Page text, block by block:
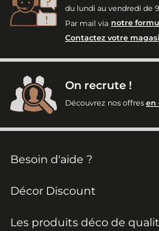
du lundi au vendredi de
Par mail via notre
Contactez votre
On recrute !
Découvrez nos offres en
Besoin d'aide ?
Décor Discount
Les produits déco de